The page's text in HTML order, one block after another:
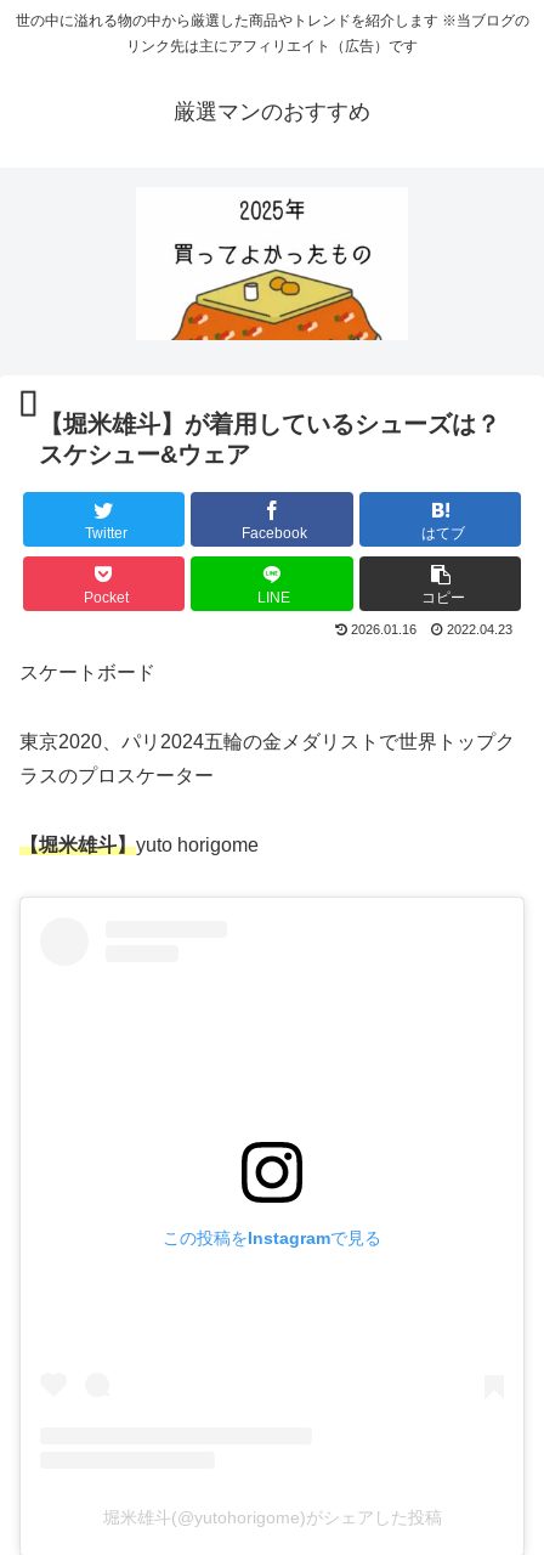
世の中に溢れる物の中から厳選した商品やトレンドを紹介します ※当ブログの
リンク先は主にアフィリエイト（広告）です
厳選マンのおすすめ
【堀米雄斗】が着用しているシューズは？
スケシュー&ウェア
Twitter Facebook はてブ
Pocket LINE コピー
2026.01.16 2022.04.23
スケートボード
東京2020、パリ2024五輪の金メダリストで世界トップク
ラスのプロスケーター
【堀米雄斗】yuto horigome
この投稿をInstagramで見る
堀米雄斗(@yutohorigome)がシェアした投稿